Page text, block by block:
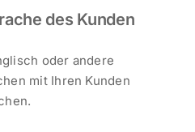
des Kunden
oder andere
mit Ihren Kunden